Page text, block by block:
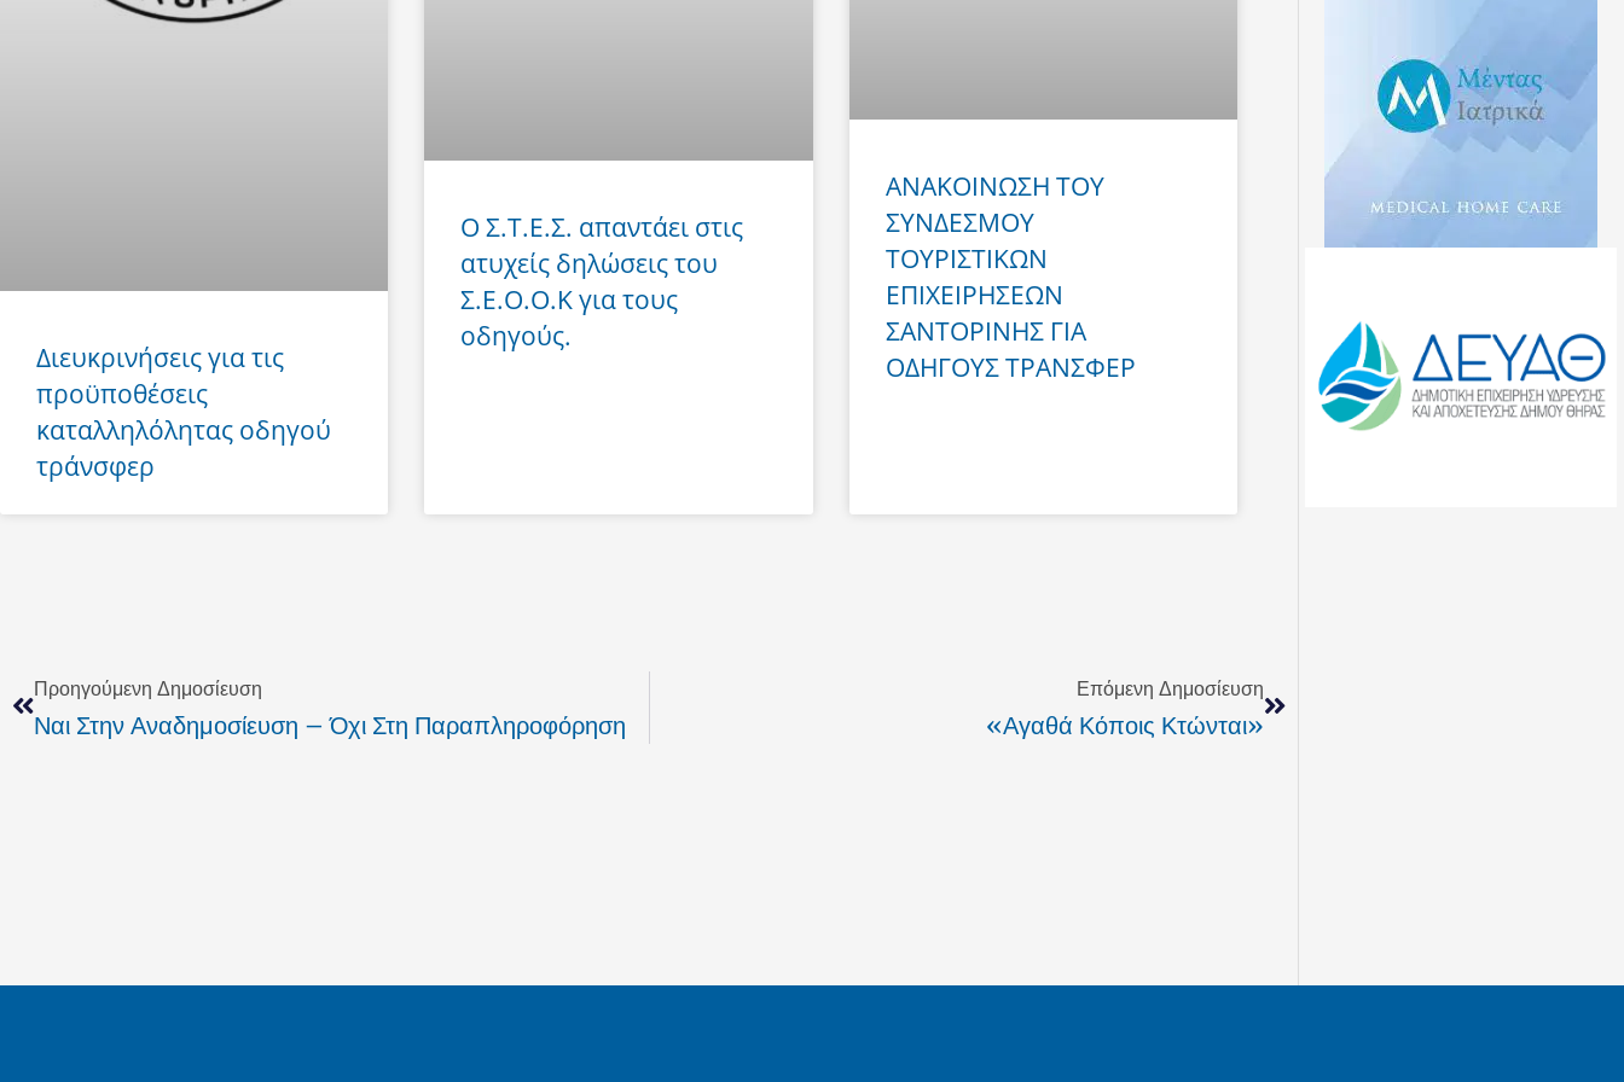
Διευκρινήσεις για τις
προϋποθέσεις
καταλληλόλητας οδηγού
τράνσφερ
Ο Σ.Τ.Ε.Σ. απαντάει στις
ατυχείς δηλώσεις του
Σ.Ε.Ο.Ο.Κ για τους
οδηγούς.
ΑΝΑΚΟΙΝΩΣΗ ΤΟΥ
ΣΥΝΔΕΣΜΟΥ
ΤΟΥΡΙΣΤΙΚΩΝ
ΕΠΙΧΕΙΡΗΣΕΩΝ
ΣΑΝΤΟΡΙΝΗΣ ΓΙΑ
ΟΔΗΓΟΥΣ ΤΡΑΝΣΦΕΡ
Προηγούμενη Δημοσίευση
Ναι Στην Αναδημοσίευση – Όχι Στη Παραπληροφόρηση
Επόμενη Δημοσίευση
«Αγαθά Κόποις Κτώνται»